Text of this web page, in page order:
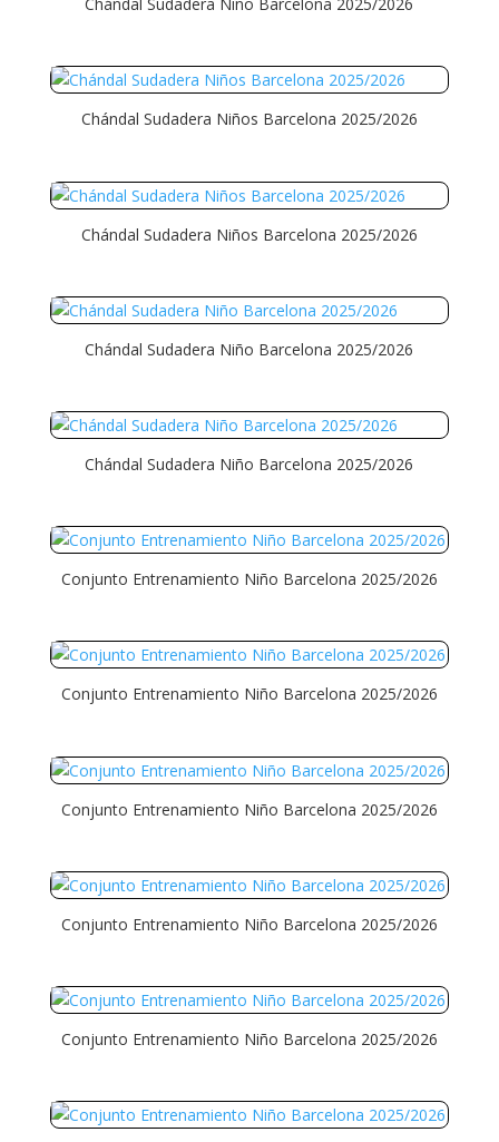
Chándal Sudadera Niños Barcelona 2025/2026
Chándal Sudadera Niños Barcelona 2025/2026
Chándal Sudadera Niño Barcelona 2025/2026
Chándal Sudadera Niño Barcelona 2025/2026
Conjunto Entrenamiento Niño Barcelona 2025/2026
Conjunto Entrenamiento Niño Barcelona 2025/2026
Conjunto Entrenamiento Niño Barcelona 2025/2026
Conjunto Entrenamiento Niño Barcelona 2025/2026
Conjunto Entrenamiento Niño Barcelona 2025/2026